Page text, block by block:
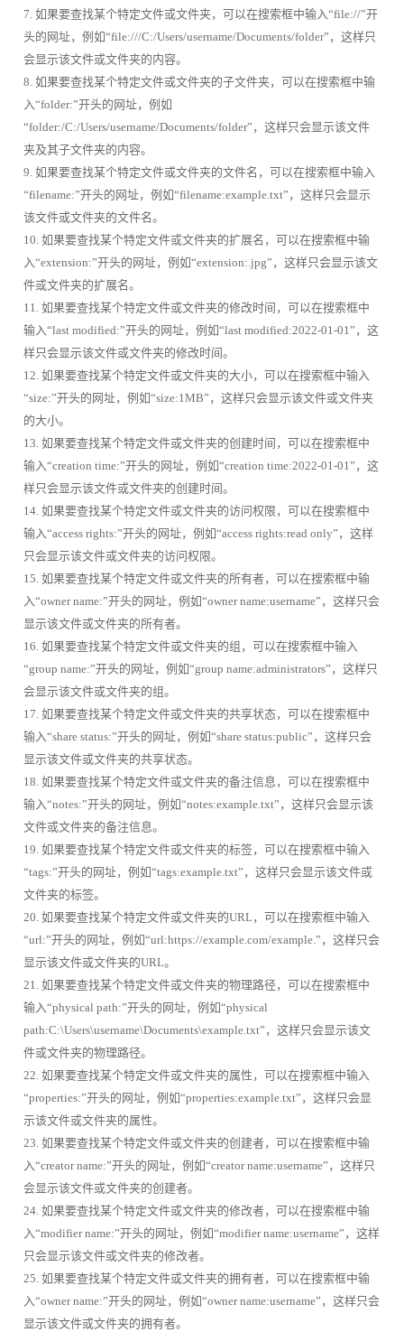
7. 如果要查找某个特定文件或文件夹，可以在搜索框中输入“file://”开
头的网址，例如“file:///C:/Users/username/Documents/folder”，这样只
会显示该文件或文件夹的内容。
8. 如果要查找某个特定文件或文件夹的子文件夹，可以在搜索框中输
入“folder:”开头的网址，例如
“folder:/C:/Users/username/Documents/folder”，这样只会显示该文件
夹及其子文件夹的内容。
9. 如果要查找某个特定文件或文件夹的文件名，可以在搜索框中输入
“filename:”开头的网址，例如“filename:example.txt”，这样只会显示
该文件或文件夹的文件名。
10. 如果要查找某个特定文件或文件夹的扩展名，可以在搜索框中输
入“extension:”开头的网址，例如“extension:.jpg”，这样只会显示该文
件或文件夹的扩展名。
11. 如果要查找某个特定文件或文件夹的修改时间，可以在搜索框中
输入“last modified:”开头的网址，例如“last modified:2022-01-01”，这
样只会显示该文件或文件夹的修改时间。
12. 如果要查找某个特定文件或文件夹的大小，可以在搜索框中输入
“size:”开头的网址，例如“size:1MB”，这样只会显示该文件或文件夹
的大小。
13. 如果要查找某个特定文件或文件夹的创建时间，可以在搜索框中
输入“creation time:”开头的网址，例如“creation time:2022-01-01”，这
样只会显示该文件或文件夹的创建时间。
14. 如果要查找某个特定文件或文件夹的访问权限，可以在搜索框中
输入“access rights:”开头的网址，例如“access rights:read only”，这样
只会显示该文件或文件夹的访问权限。
15. 如果要查找某个特定文件或文件夹的所有者，可以在搜索框中输
入“owner name:”开头的网址，例如“owner name:username”，这样只会
显示该文件或文件夹的所有者。
16. 如果要查找某个特定文件或文件夹的组，可以在搜索框中输入
“group name:”开头的网址，例如“group name:administrators”，这样只
会显示该文件或文件夹的组。
17. 如果要查找某个特定文件或文件夹的共享状态，可以在搜索框中
输入“share status:”开头的网址，例如“share status:public”，这样只会
显示该文件或文件夹的共享状态。
18. 如果要查找某个特定文件或文件夹的备注信息，可以在搜索框中
输入“notes:”开头的网址，例如“notes:example.txt”，这样只会显示该
文件或文件夹的备注信息。
19. 如果要查找某个特定文件或文件夹的标签，可以在搜索框中输入
“tags:”开头的网址，例如“tags:example.txt”，这样只会显示该文件或
文件夹的标签。
20. 如果要查找某个特定文件或文件夹的URL，可以在搜索框中输入
“url:”开头的网址，例如“url:https://example.com/example.”，这样只会
显示该文件或文件夹的URL。
21. 如果要查找某个特定文件或文件夹的物理路径，可以在搜索框中
输入“physical path:”开头的网址，例如“physical
path:C:\Users\username\Documents\example.txt”，这样只会显示该文
件或文件夹的物理路径。
22. 如果要查找某个特定文件或文件夹的属性，可以在搜索框中输入
“properties:”开头的网址，例如“properties:example.txt”，这样只会显
示该文件或文件夹的属性。
23. 如果要查找某个特定文件或文件夹的创建者，可以在搜索框中输
入“creator name:”开头的网址，例如“creator name:username”，这样只
会显示该文件或文件夹的创建者。
24. 如果要查找某个特定文件或文件夹的修改者，可以在搜索框中输
入“modifier name:”开头的网址，例如“modifier name:username”，这样
只会显示该文件或文件夹的修改者。
25. 如果要查找某个特定文件或文件夹的拥有者，可以在搜索框中输
入“owner name:”开头的网址，例如“owner name:username”，这样只会
显示该文件或文件夹的拥有者。